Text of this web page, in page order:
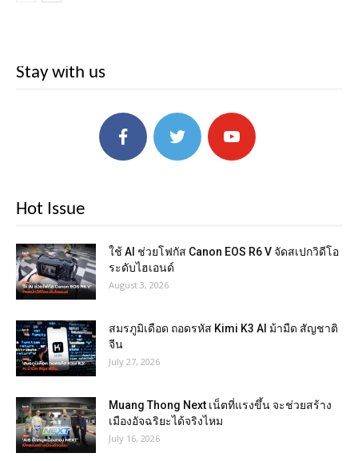
Stay with us
Hot Issue
ใช้ AI ช่วยโฟกัส Canon EOS R6 V จัดสเปกวิดีโอ
ระดับไฮเอนด์
August 3, 2026
สมรภูมิเดือด ถอดรหัส Kimi K3 AI ม้ามืด สัญชาติ
จีน
July 27, 2026
Muang Thong Next เน็ตที่แรงขึ้น จะช่วยสร้าง
เมืองอัจฉริยะได้จริงไหม
July 16, 2026